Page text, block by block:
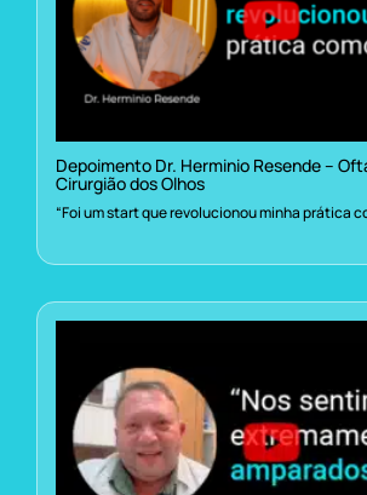
Depoimento Dr. Herminio Resende –
Cirurgião dos Olhos
“Foi um start que revolucionou minha prática